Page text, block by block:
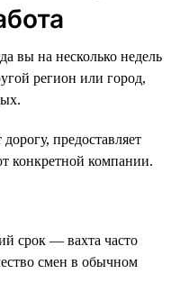
вы на несколько недель
регион или город,
предоставляет
конкретной компании.
срок — вахта часто
смен в обычном